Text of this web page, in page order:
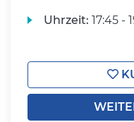
Uhrzeit: 17:45 -